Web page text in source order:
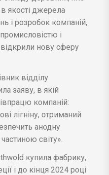
якості джерела
і розробок компаній,
і
нову сферу
відділу
заяву, в якій
компаній:
лігніну, отриманий
анодну
світу».
купила фабрику,
і до кінця 2024 році